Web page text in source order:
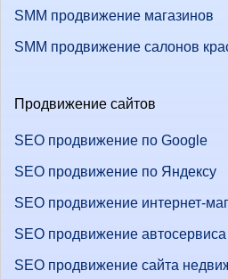
SMM продвижение магазинов
SMM продвижение салонов
Продвижение сайтов
SEO продвижение по Google
SEO продвижение по Яндексу
SEO продвижение интернет-
SEO продвижение автосервиса
SEO продвижение сайта